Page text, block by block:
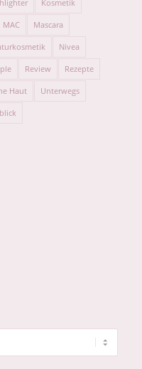
Kosmetik
MAC Mascara
Nivea
Review Rezepte
Haut Unterwegs